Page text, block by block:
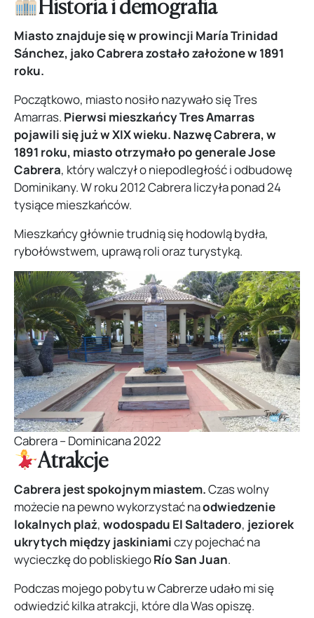
Historia i demografia
Miasto znajduje się w prowincji María Trinidad
Sánchez, jako Cabrera zostało założone w 1891
roku.
Początkowo, miasto nosiło nazywało się Tres
Amarras. Pierwsi mieszkańcy Tres Amarras
pojawili się już w XIX wieku. Nazwę Cabrera, w
1891 roku, miasto otrzymało po generale Jose
Cabrera, który walczył o niepodległość i odbudowę
Dominikany. W roku 2012 Cabrera liczyła ponad 24
tysiące mieszkańców.
Mieszkańcy głównie trudnią się hodowlą bydła,
rybołówstwem, uprawą roli oraz turystyką.
Cabrera – Dominicana 2022
Atrakcje
Cabrera jest spokojnym miastem.Czas wolny
możecie na pewno wykorzystać naodwiedzenie
lokalnych plaż, wodospadu El Saltadero, jeziorek
ukrytych między jaskiniamiczy pojechać na
wycieczkę do pobliskiegoRío San Juan.
Podczas mojego pobytu w Cabrerze udało mi się
odwiedzić kilka atrakcji, które dla Was opiszę.